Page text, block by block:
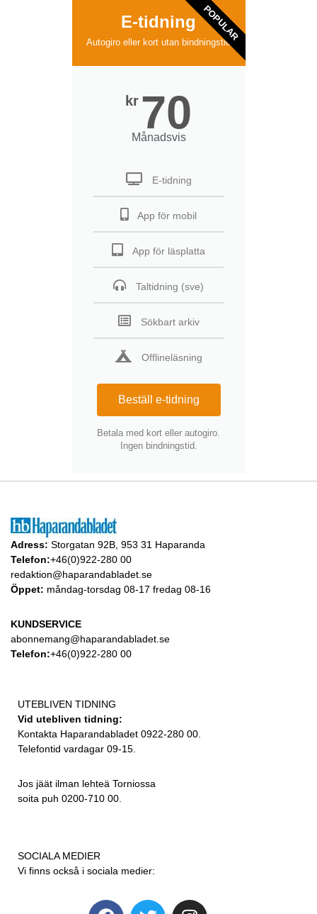
E-tidning
Autogiro eller kort utan bindningstid
kr 70
Månadsvis
E-tidning
App för mobil
App för läsplatta
Taltidning (sve)
Sökbart arkiv
Offlineläsning
Beställ e-tidning
Betala med kort eller autogiro.
Ingen bindningstid.
POPULAR
Adress: Storgatan 92B, 953 31 Haparanda
Telefon:+46(0)922-280 00
redaktion@haparandabladet.se
Öppet: måndag-torsdag 08-17 fredag 08-16
KUNDSERVICE
abonnemang@haparandabladet.se
Telefon:+46(0)922-280 00
UTEBLIVEN TIDNING
Vid utebliven tidning:
Kontakta Haparandabladet 0922-280 00.
Telefontid vardagar 09-15.
Jos jäät ilman lehteä Torniossa
soita puh 0200-710 00.
SOCIALA MEDIER
Vi finns också i sociala medier: